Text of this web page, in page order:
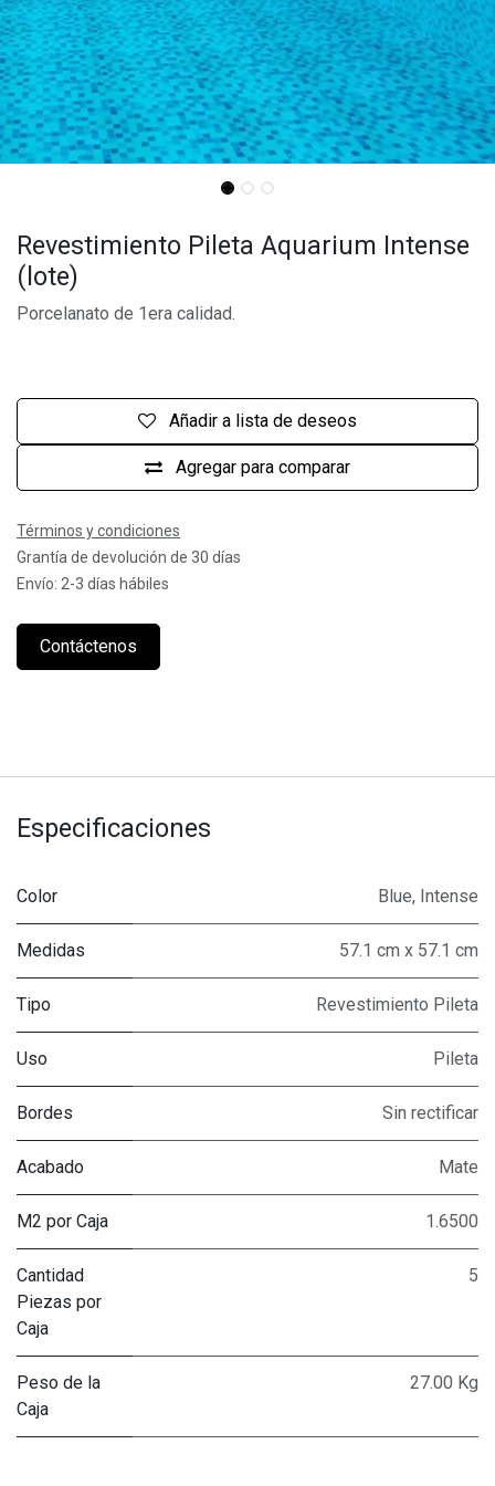
Revestimiento Pileta Aquarium Intense
(lote)
Porcelanato de 1era calidad.
Agregar para comparar
Añadir a lista de deseos
Términos y condiciones
Grantía de devolución de 30 días
Envío: 2-3 días hábiles
Contáctenos
Especificaciones
Color Blue, Intense
Medidas 57.1 cm x 57.1 cm
Tipo Revestimiento Pileta
Uso Pileta
Bordes Sin rectificar
Acabado Mate
M2 por Caja 1.6500
Cantidad
Piezas por
Caja
5
Peso de la
Caja
27.00 Kg